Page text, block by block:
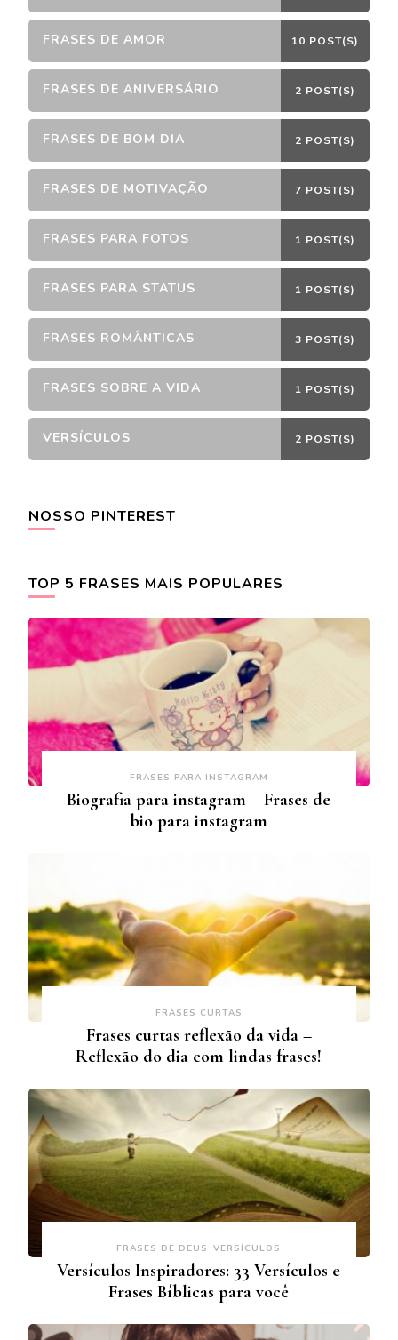
FRASES DE AMOR 10 POST(S)
FRASES DE ANIVERSÁRIO 2 POST(S)
FRASES DE BOM DIA 2 POST(S)
FRASES DE MOTIVAÇÃO 7 POST(S)
FRASES PARA FOTOS 1 POST(S)
FRASES PARA STATUS 1 POST(S)
FRASES ROMÂNTICAS 3 POST(S)
FRASES SOBRE A VIDA 1 POST(S)
VERSÍCULOS 2 POST(S)
NOSSO PINTEREST
TOP 5 FRASES MAIS POPULARES
FRASES PARA INSTAGRAM
Biografia para instagram – Frases de
bio para instagram
FRASES CURTAS
Frases curtas reflexão da vida –
Reflexão do dia com lindas frases!
FRASES DE DEUS VERSÍCULOS
Versículos Inspiradores: 33 Versículos e
Frases Bíblicas para você